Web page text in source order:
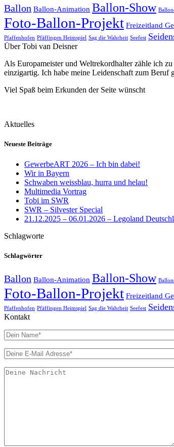
Ballon Ballon-Animation Ballon-Show
Foto-Ballon-Projekt Freizeitland
Pfaffenhofen Pfäffingen Heimspiel Sag die Wahrheit Seefest
Über Tobi van Deisner
Als Europameister und Weltrekordhalter zähle ich
einzigartig. Ich habe meine Leidenschaft zum Beruf
Viel Spaß beim Erkunden der Seite wünscht
Aktuelles
Neueste Beiträge
GewerbeART 2026 – Ich bin dabei!
Wir in Bayern
Schwaben weissblau, hurra und helau!
Multimedia Vortrag
Tobi im SWR
SWR – Silvester Special
21.12.2025 – 06.01.2026 – Legoland
Schlagworte
Schlagwörter
Ballon Ballon-Animation Ballon-Show
Foto-Ballon-Projekt Freizeitland
Pfaffenhofen Pfäffingen Heimspiel Sag die Wahrheit Seefest
Kontakt